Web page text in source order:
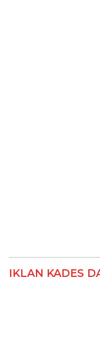
IKLAN KADES